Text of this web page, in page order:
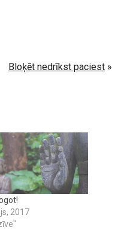
Bloķēt nedrīkst paciest »
2017